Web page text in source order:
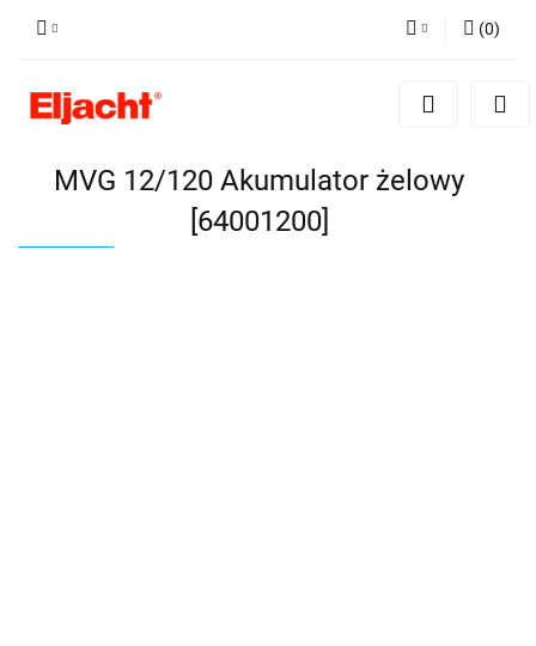
Zaloguj się
(0)
MVG 12/120 Akumulator żelowy
[64001200]